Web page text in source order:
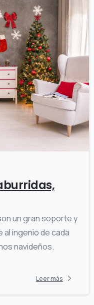
un gran soporte y
ingenio de cada
navideños.
Leer más